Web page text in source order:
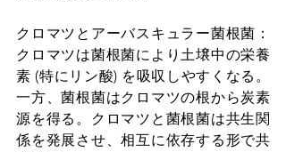
クロマツとアーバスキュラー菌根菌：
クロマツは菌根菌により土壌中の栄養
素 (特にリン酸) を吸収しやすくなる。
一方、菌根菌はクロマツの根から炭素
源を得る。クロマツと菌根菌は共生関
係を発展させ、相互に依存する形で共